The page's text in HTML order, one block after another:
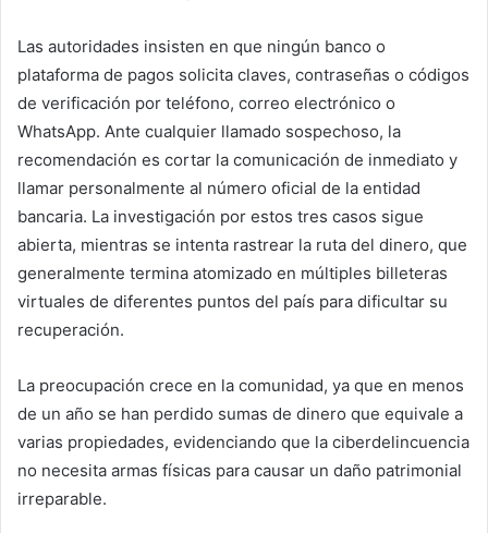
Las autoridades insisten en que ningún banco o
plataforma de pagos solicita claves, contraseñas o códigos
de verificación por teléfono, correo electrónico o
WhatsApp. Ante cualquier llamado sospechoso, la
recomendación es cortar la comunicación de inmediato y
llamar personalmente al número oficial de la entidad
bancaria. La investigación por estos tres casos sigue
abierta, mientras se intenta rastrear la ruta del dinero, que
generalmente termina atomizado en múltiples billeteras
virtuales de diferentes puntos del país para dificultar su
recuperación.
La preocupación crece en la comunidad, ya que en menos
de un año se han perdido sumas de dinero que equivale a
varias propiedades, evidenciando que la ciberdelincuencia
no necesita armas físicas para causar un daño patrimonial
irreparable.